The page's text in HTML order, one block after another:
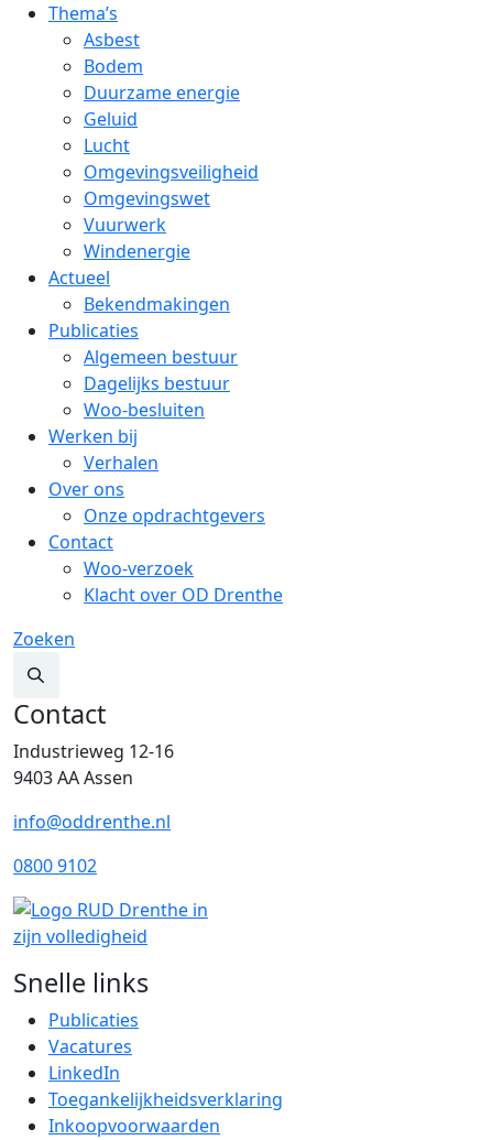
Thema’s
Asbest
Bodem
Duurzame energie
Geluid
Lucht
Omgevingsveiligheid
Omgevingswet
Vuurwerk
Windenergie
Actueel
Bekendmakingen
Publicaties
Algemeen bestuur
Dagelijks bestuur
Woo-besluiten
Werken bij
Verhalen
Over ons
Onze opdrachtgevers
Contact
Woo-verzoek
Klacht over OD Drenthe
Zoeken
Contact
Industrieweg 12-16
9403 AA Assen
info@oddrenthe.nl
0800 9102
Snelle links
Publicaties
Vacatures
LinkedIn
Toegankelijkheidsverklaring
Inkoopvoorwaarden